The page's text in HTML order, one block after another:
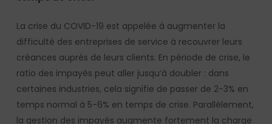
La crise du COVID-19 est appelée à augmenter la
difficulté des entreprises de service à recouvrer leurs
créances auprès de leurs clients. En période de crise, le
ratio des impayés peut aller jusqu’à doubler : dans
certaines industries, cela signifie de passer de 2-3% en
temps normal à 5-6% en temps de crise. Parallèlement,
la gestion des impayés augmente fortement la charge